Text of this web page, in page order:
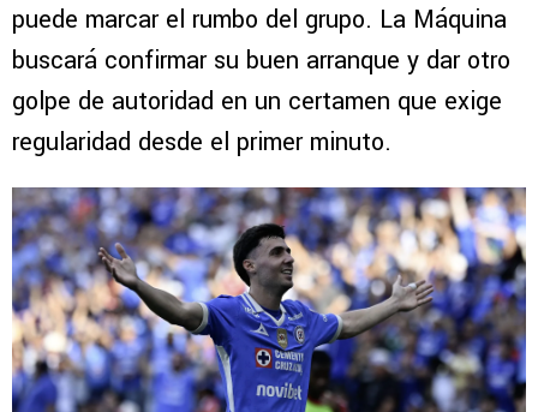
puede marcar el rumbo del grupo. La Máquina
buscará confirmar su buen arranque y dar otro
golpe de autoridad en un certamen que exige
regularidad desde el primer minuto.